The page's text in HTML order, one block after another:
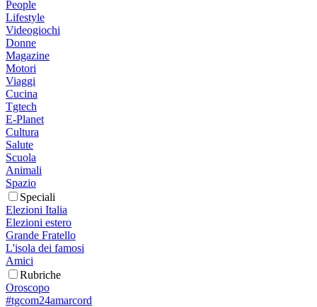
People
Lifestyle
Videogiochi
Donne
Magazine
Motori
Viaggi
Cucina
Tgtech
E-Planet
Cultura
Salute
Scuola
Animali
Spazio
Speciali
Elezioni Italia
Elezioni estero
Grande Fratello
L'isola dei famosi
Amici
Rubriche
Oroscopo
#tgcom24amarcord